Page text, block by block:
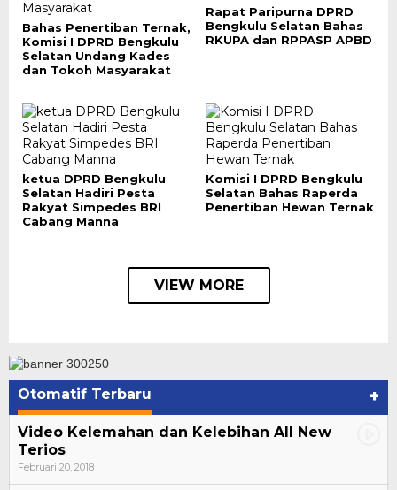
Bahas Penertiban Ternak,
Komisi I DPRD Bengkulu
Selatan Undang Kades
dan Tokoh Masyarakat
Rapat Paripurna DPRD
Bengkulu Selatan Bahas
RKUPA dan RPPASP APBD
ketua DPRD Bengkulu
Selatan Hadiri Pesta
Rakyat Simpedes BRI
Cabang Manna
Komisi I DPRD Bengkulu
Selatan Bahas Raperda
Penertiban Hewan Ternak
VIEW MORE
Otomatif Terbaru +
Video Kelemahan dan Kelebihan All New
Terios
Februari 20, 2018